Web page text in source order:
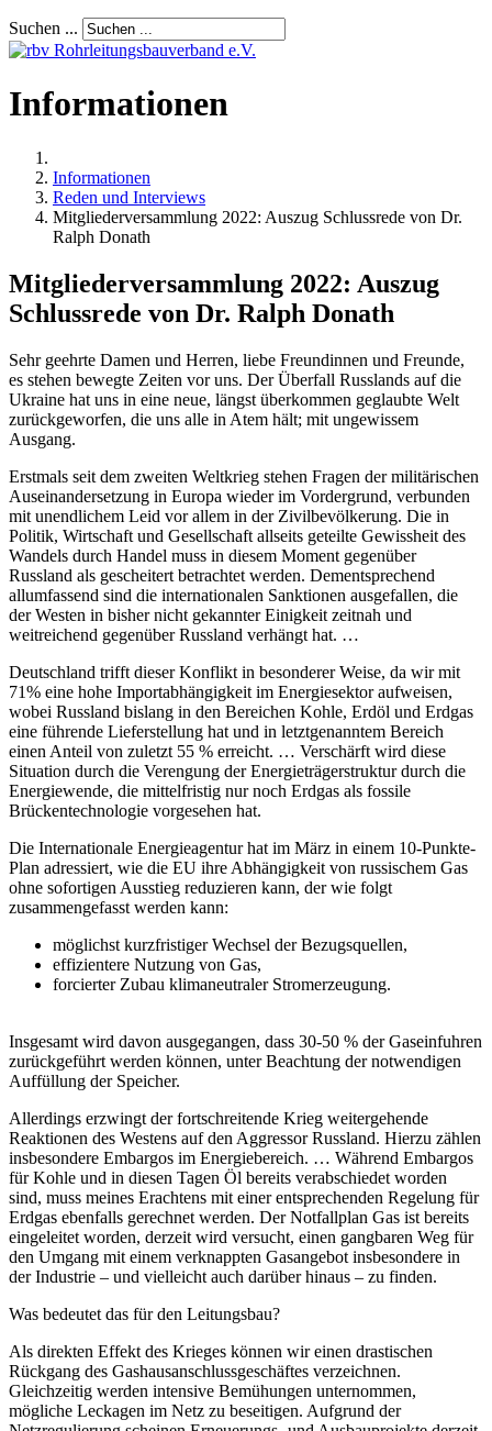
Suchen ...
Informationen
Informationen
Reden und Interviews
Mitgliederversammlung 2022: Auszug Schlussrede von Dr.
Ralph Donath
Mitgliederversammlung 2022: Auszug
Schlussrede von Dr. Ralph Donath
Sehr geehrte Damen und Herren, liebe Freundinnen und Freunde,
es stehen bewegte Zeiten vor uns. Der Überfall Russlands auf die
Ukraine hat uns in eine neue, längst überkommen geglaubte Welt
zurückgeworfen, die uns alle in Atem hält; mit ungewissem
Ausgang.
Erstmals seit dem zweiten Weltkrieg stehen Fragen der militärischen
Auseinandersetzung in Europa wieder im Vordergrund, verbunden
mit unendlichem Leid vor allem in der Zivilbevölkerung. Die in
Politik, Wirtschaft und Gesellschaft allseits geteilte Gewissheit des
Wandels durch Handel muss in diesem Moment gegenüber
Russland als gescheitert betrachtet werden. Dementsprechend
allumfassend sind die internationalen Sanktionen ausgefallen, die
der Westen in bisher nicht gekannter Einigkeit zeitnah und
weitreichend gegenüber Russland verhängt hat. …
Deutschland trifft dieser Konflikt in besonderer Weise, da wir mit
71% eine hohe Importabhängigkeit im Energiesektor aufweisen,
wobei Russland bislang in den Bereichen Kohle, Erdöl und Erdgas
eine führende Lieferstellung hat und in letztgenanntem Bereich
einen Anteil von zuletzt 55 % erreicht. … Verschärft wird diese
Situation durch die Verengung der Energieträgerstruktur durch die
Energiewende, die mittelfristig nur noch Erdgas als fossile
Brückentechnologie vorgesehen hat.
Die Internationale Energieagentur hat im März in einem 10-Punkte-
Plan adressiert, wie die EU ihre Abhängigkeit von russischem Gas
ohne sofortigen Ausstieg reduzieren kann, der wie folgt
zusammengefasst werden kann:
möglichst kurzfristiger Wechsel der Bezugsquellen,
effizientere Nutzung von Gas,
forcierter Zubau klimaneutraler Stromerzeugung.
Insgesamt wird davon ausgegangen, dass 30-50 % der Gaseinfuhren
zurückgeführt werden können, unter Beachtung der notwendigen
Auffüllung der Speicher.
Allerdings erzwingt der fortschreitende Krieg weitergehende
Reaktionen des Westens auf den Aggressor Russland. Hierzu zählen
insbesondere Embargos im Energiebereich. … Während Embargos
für Kohle und in diesen Tagen Öl bereits verabschiedet worden
sind, muss meines Erachtens mit einer entsprechenden Regelung für
Erdgas ebenfalls gerechnet werden. Der Notfallplan Gas ist bereits
eingeleitet worden, derzeit wird versucht, einen gangbaren Weg für
den Umgang mit einem verknappten Gasangebot insbesondere in
der Industrie – und vielleicht auch darüber hinaus – zu finden.
Was bedeutet das für den Leitungsbau?
Als direkten Effekt des Krieges können wir einen drastischen
Rückgang des Gashausanschlussgeschäftes verzeichnen.
Gleichzeitig werden intensive Bemühungen unternommen,
mögliche Leckagen im Netz zu beseitigen. Aufgrund der